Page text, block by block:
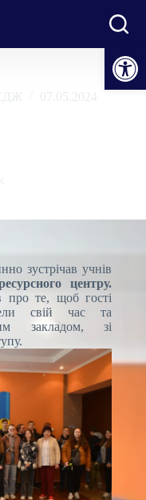
Відкрити Панель інструментів
07.05.2024
зустрічав учнів
центру.
про те, щоб гості
свій час та
закладом, зі